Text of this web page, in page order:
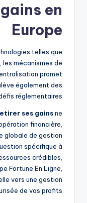
en
Europe
telles que
mécanismes de
promet
également des
réglementaires.
ses gainsne
financière,
globale de gestion
spécifique à
crédibles,
Fortune En Ligne,
vers une gestion
de vos profits.